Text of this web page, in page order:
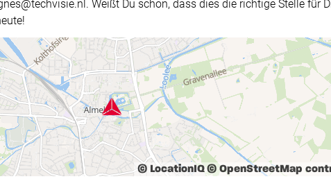
Weißt Du schon, dass dies die richtige Stelle für
© LocationIQ© OpenStreetMap